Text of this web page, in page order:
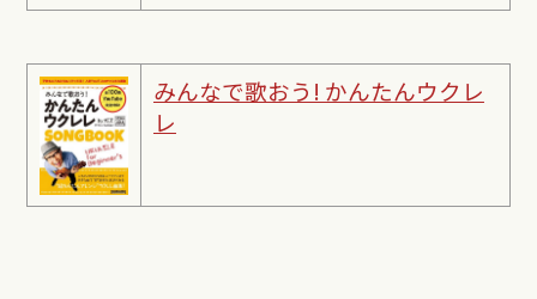
みんなで歌おう! かんたんウクレ
レ